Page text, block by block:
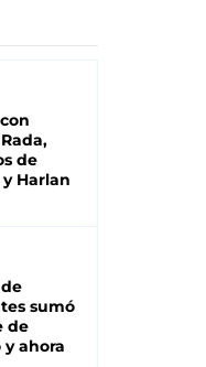
de
Harlan
sumó
de
y ahora